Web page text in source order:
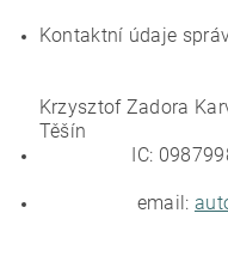
Kontaktní údaje
Krzysztof Zadora
Těšín
IC: 09879986
email: